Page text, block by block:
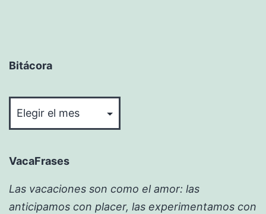
Bitácora
VacaFrases
Las vacaciones son como el amor: las
anticipamos con placer, las experimentamos con